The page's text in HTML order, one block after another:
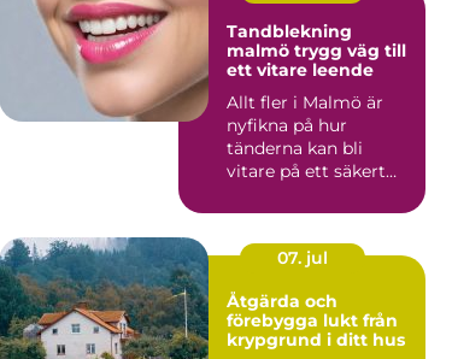
Tandblekning
malmö trygg väg till
ett vitare leende
Allt fler i Malmö är
nyfikna på hur
tänderna kan bli
vitare på ett säkert
r...
07. jul
Åtgärda och
förebygga lukt från
krypgrund i ditt hus